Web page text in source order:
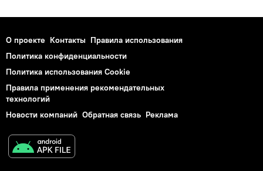
О проекте Контакты Правила использования
Политика конфиденциальности
Политика использования Cookie
Правила применения рекомендательных
технологий
Новости компаний Обратная связь Реклама